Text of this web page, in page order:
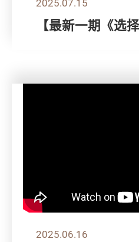
2025.07.15
【最新一期《选
2025.06.16